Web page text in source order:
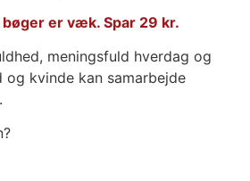
bøger er væk. Spar 29 kr.
meningsfuld hverdag og
og kvinde kan samarbejde